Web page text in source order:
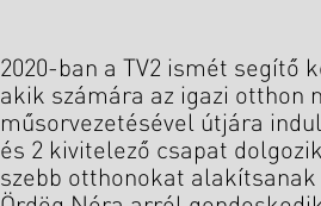
2020-ban a TV2 ismét segítő
akik számára az igazi otthon
műsorvezetésével útjára
és 2 kivitelező csapat
szebb otthonokat